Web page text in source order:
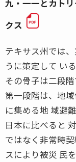
九・一一とカト
クス
テキサス州では
うに策定して いる
その骨子は二段階
第一段階は、地
に集める地 域避
日本に比べると
ではなく非常時
スにより被災 民